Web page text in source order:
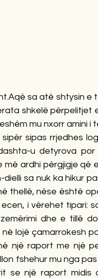
sa atë shtysin e
shkelë përpelitjet
mu nxorr amini
sipas rrjedhes
u detyrova
më ardhi përgjigje që
dielli sa nuk ka hikur
thellë, nëse është
i vërehet tipari:
dhe e tillë
lojë çamarrokesh
një raport me një
fshehur mu nga
se një raport midis